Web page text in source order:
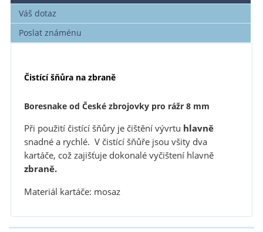
Váš dotaz
Poslat známénu
Čistící šňůra na zbraně
Boresnake od České zbrojovky pro rážr 8 mm
Při použití čistící šňůry je čištění vývrtu hlavně
snadné a rychlé. V čistící šňůře jsou všity dva
kartáče, což zajišťuje dokonalé vyčištení hlavně
zbraně.
Materiál kartáče: mosaz